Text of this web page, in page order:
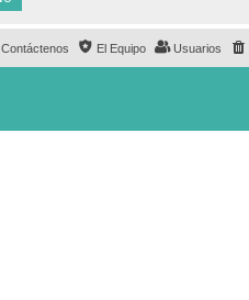
Usuarios
El Equipo
Contáctenos